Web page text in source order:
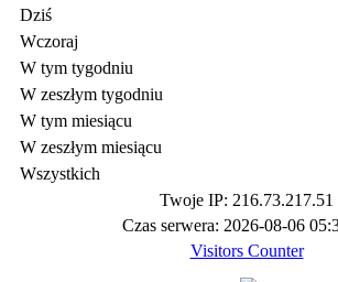
Dziś
Wczoraj
W tym tygodniu
W zeszłym tygodniu
W tym miesiącu
W zeszłym miesiącu
Wszystkich
Twoje IP: 216.73.217.51
Czas serwera: 2026-08-06
Visitors Counter